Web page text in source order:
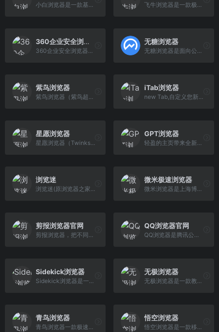
小白浏览器是一款基于小白AI 4.0和Chrome内核的智能、高速、隐私安全的浏览器。它运用了新一代媲美GPT4.0的AI技术，打造了具象智慧体的AI智能桌宠。通过集成便捷的AI工具集，它能够快速找到资料、工具、翻译和解答问题。作为办公中不可或缺的智能伙伴，它还提供了PDF、Word、PPT等多种文件一键转化的能力。此外，通过小白浏览器，用户还可以享受P2P下载和获取新闻资讯等优秀的浏览器能力。 飞牛浏览器是一款极速安全的浏览器,启动快,无卡顿,稳定性强,占用系统资源小的显著特点,兼容您的各种网页,最新的Chrome内核,给您带来一个秒开网页,为用户呈现崭新浏览体验.
360企业安全浏览器
360企业安全浏览器，AI+安全双重赋能，助力企业数智化转型
无糖浏览器
无糖浏览器是面向公安民警开发的专用浏览器，可实现对网站、IP、手机APP、人员、通话、银行卡、互联网数据等多维度的侦查支撑，为基层侦查人员办案赋能。
紫鸟浏览器
紫鸟浏览器（紫鸟超级浏览器）是由福建紫讯信息科技有限公司潜心研发的首款跨境用户专属浏览器。基于全世界最流行的Chromium内核深度开发，数百项优化全面提升网页浏览速度；基于“云安全”理念，打造开放平台；深度整合跨境生态核心媒体、工具、流量资源，一站式解决跨境用户跨境访问的烦恼。紫鸟浏览器集资讯大全，工具大全，特权大全三大功能为一体， 让你跨境访问，不必找来找去。
iTab浏览器
new Tab,自定义您新标签页上的网站和壁纸以及搜索引擎,创建和编辑属于您自己的浏览器标签页,精美日历、炫酷天气、每日头条、海量壁纸、常用网址随心订制
星愿浏览器
星愿浏览器（Twinkstar Browser），完美兼容Chrome插件，个性化界面，漫画阅读模式，漫画搜索，购物搜索，全网比价，视频下载，视频弹窗，鼠标手势，超级拖拽， 多线程高速下载等等，是一款方便，可靠，简洁的浏览器
GPT浏览器
轻盈的主页带来全新体验，没有首页广告、桌面弹窗广告。GPT浏览器更高的安全性能够防止主页篡和杜绝“捆绑全家桶”，给你更加纯净高效的浏览器。
浏览迷
浏览迷(原浏览器之家)是一个关注浏览器及软件、IT的科技博客,致力于为广大浏览器爱好者提供一个关注浏览器、交流浏览器、折腾浏览器的专门网站。
微米极速浏览器
微米浏览器是上海博色信息科技有限公司推出的一款启动快、安全上网的智能移动浏览器，2021年已免费为上千万的Android手机用户提供快速、稳定的安全上网服务，具 有智能搜索、视频播放、网站导航、下载、个人数据管理等功能。
剪报浏览器官网
剪报浏览器，把不同网站的精华内容裁剪下来，合并到一处浏览，裁剪内容动态可用且实时更新，提高上网效率，有效整合、记录和分享网络资源，是一款快速，安全，高效的浏览器。
QQ浏览器官网
QQ浏览器是腾讯公司开发的一款极速浏览器，支持电脑，安卓，苹果等多种终端；更快的浏览体验，更安全的浏览保护，全新主页,定制卡片,个性皮肤,兴趣世界，大有可 玩。
Sidekick浏览器
Sidekick浏览器是一个功能强大的办公浏览器，是基于Chromium浏览器打造的革命性工作环境。软件将每个Web工具整合在一起，全部集成在一个界面中，从而可以让你快 速选取办需要的工具，进行超高效的工作。同时Sidekick有着非常高的安全性，远程配置连接到数据云的每个设备的安全性，每个人都可以直接在浏览器中体验企业级的安全性。还有强大的密码管理器 ，让你可以更加安全的共享密码。
无极浏览器
无极浏览器是一款教学专用免费的极速安全浏览器，专注于教学用户、家庭访问学习使用场景，内置录制软件、录屏软件、直播软件、具有学习考试锁屏、管控等功能，安全干净，绿色纯净，无弹窗广告。
青鸟浏览器
青鸟浏览器一款极速，安全，无广告弹窗的浏览器
悟空浏览器
悟空浏览器是一款移动应用程序,通常在手机上使用。